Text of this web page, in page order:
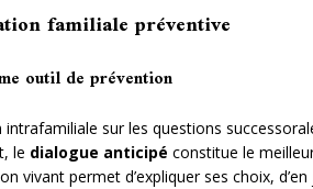
familiale préventive
outil de prévention
sur les questions
le dialogue anticipé constitue le
vivant permet d’expliquer ses choix,